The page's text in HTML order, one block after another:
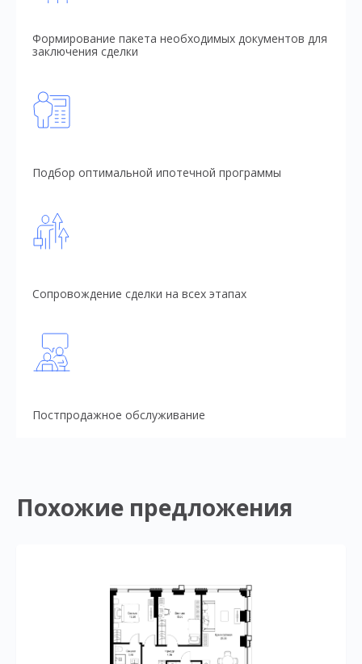
Формирование пакета необходимых документов для
заключения сделки
Подбор оптимальной ипотечной программы
Сопровождение сделки на всех этапах
Постпродажное обслуживание
Похожие предложения